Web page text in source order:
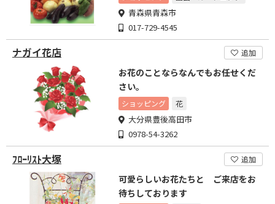
青森県青森市
017-729-4545
ナガイ花店 追加
お花のことならなんでもお任せくだ
さい。
ショッピング 花
大分県豊後高田市
0978-54-3262
ﾌﾛｰﾘｽﾄ大塚 追加
可愛らしいお花たちと ご来店をお
待ちしております